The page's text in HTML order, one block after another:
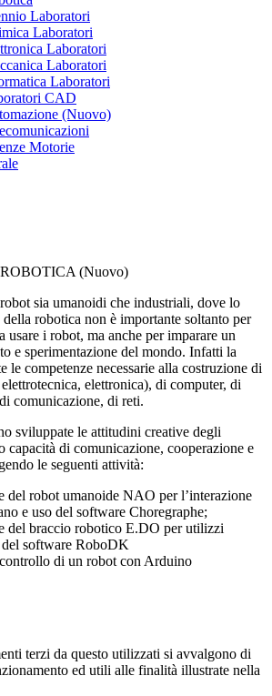
Laboratori
Laboratori
Laboratori
Laboratori
Laboratori
CAD
(Nuovo)
Motorie
(Nuovo)
sia umanoidi che industriali, dove lo
robotica non è importante soltanto per
usare i robot, ma anche per imparare un
e sperimentazione del mondo. Infatti la
le competenze necessarie alla costruzione di
elettronica), di computer, di
comunicazione, di reti.
sviluppate le attitudini creative degli
capacità di comunicazione, cooperazione e
le seguenti attività:
del robot umanoide NAO per l’interazione
e uso del software Choregraphe;
del braccio robotico E.DO per utilizzi
software RoboDK
di un robot con Arduino
terzi da questo utilizzati si avvalgono di
ed utili alle finalità illustrate nella